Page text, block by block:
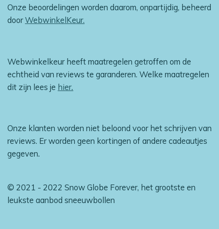
Onze beoordelingen worden daarom, onpartijdig, beheerd
doorWebwinkelKeur.
Webwinkelkeur heeft maatregelen getroffen om de
echtheid van reviews te garanderen. Welke maatregelen
dit zijn lees je hier.
Onze klanten worden niet beloond voor het schrijven van
reviews. Er worden geen kortingen of andere cadeautjes
gegeven.
© 2021 - 2022 Snow Globe Forever, het grootste en
leukste aanbod sneeuwbollen